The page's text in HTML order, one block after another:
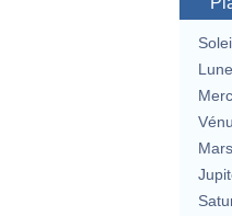
Lune
Mars